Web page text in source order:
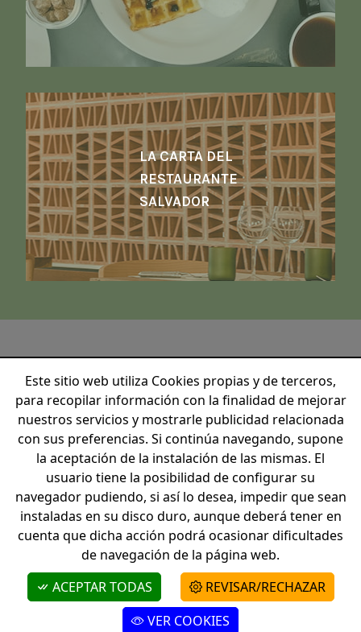
LA CARTA DEL
RESTAURANTE
SALVADOR
Reservar una mesa
CONTACTO
+34 872208262
info@hotelvillasalvador.com
Camí de s'Arenella, 3 - 17488 Cadaqués
© 2026 - Boutique Hotel Villa Salvador
RESERVA
Este sitio web utiliza Cookies propias y de terceros,
para recopilar información con la finalidad de mejorar
nuestros servicios y mostrarle publicidad relacionada
con sus preferencias. Si continúa navegando, supone
la aceptación de la instalación de las mismas. El
usuario tiene la posibilidad de configurar su
navegador pudiendo, si así lo desea, impedir que sean
instaladas en su disco duro, aunque deberá tener en
cuenta que dicha acción podrá ocasionar dificultades
de navegación de la página web.
ACEPTAR TODAS
REVISAR/RECHAZAR
VER COOKIES